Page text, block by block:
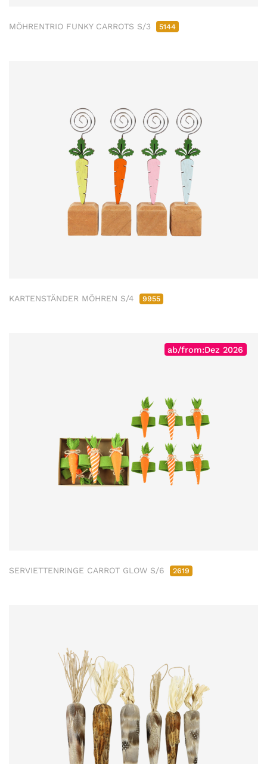
MÖHRENTRIO FUNKY CARROTS S/3 5144
KARTENSTÄNDER MÖHREN S/4 9955
ab/from:Dez 2026
SERVIETTENRINGE CARROT GLOW S/6 2619